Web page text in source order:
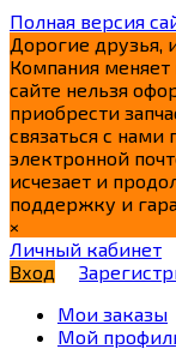
Полная версия
Дорогие друзья,
Компания меняет
сайте нельзя
приобрести
связаться с нами
электронной
исчезает и
поддержку и
×
Личный кабинет
Вход
Мои заказы
Мой